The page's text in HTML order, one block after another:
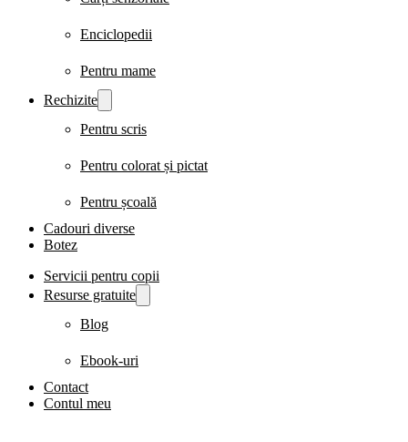
Enciclopedii
Pentru mame
Rechizite
Pentru scris
Pentru colorat și pictat
Pentru școală
Cadouri diverse
Botez
Servicii pentru copii
Resurse gratuite
Blog
Ebook-uri
Contact
Contul meu